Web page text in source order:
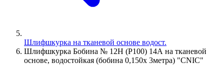
Шлифшкурка на тканевой основе водост.
Шлифшкурка Бобина № 12Н (P100) 14А на тканевой
основе, водостойкая (бобина 0,150х 3метра) "CNIC"